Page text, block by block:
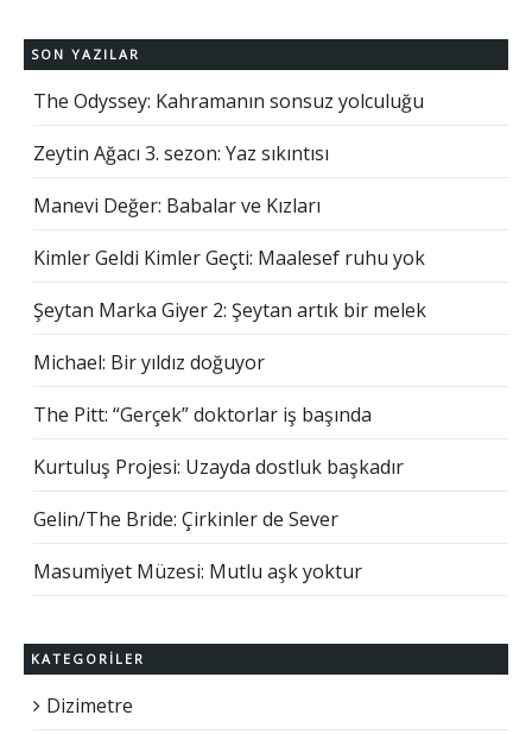
SON YAZILAR
The Odyssey: Kahramanın sonsuz yolculuğu
Zeytin Ağacı 3. sezon: Yaz sıkıntısı
Manevi Değer: Babalar ve Kızları
Kimler Geldi Kimler Geçti: Maalesef ruhu yok
Şeytan Marka Giyer 2: Şeytan artık bir melek
Michael: Bir yıldız doğuyor
The Pitt: “Gerçek” doktorlar iş başında
Kurtuluş Projesi: Uzayda dostluk başkadır
Gelin/The Bride: Çirkinler de Sever
Masumiyet Müzesi: Mutlu aşk yoktur
KATEGORILER
Dizimetre